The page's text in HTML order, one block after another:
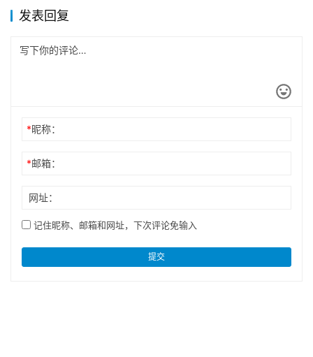
发表回复
*昵称：
*邮箱：
网址：
记住昵称、邮箱和网址，下次评论免输入
提交